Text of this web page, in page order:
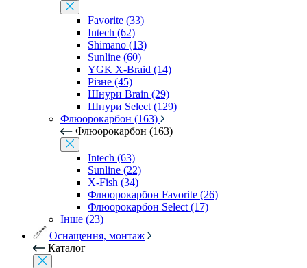
Favorite (33)
Intech (62)
Shimano (13)
Sunline (60)
YGK X-Braid (14)
Різне (45)
Шнури Brain (29)
Шнури Select (129)
Флюорокарбон (163)
Флюорокарбон (163)
Intech (63)
Sunline (22)
X-Fish (34)
Флюорокарбон Favorite (26)
Флюорокарбон Select (17)
Інше (23)
Оснащення, монтаж
Каталог